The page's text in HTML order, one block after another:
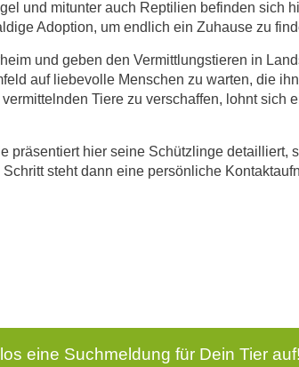
und mitunter auch Reptilien befinden sich
Adoption, um endlich ein Zuhause zu
und geben den Vermittlungstieren in
auf liebevolle Menschen zu warten, die
Tiere zu verschaffen, lohnt sich
präsentiert hier seine Schützlinge detailliert,
steht dann eine persönliche
eine Suchmeldung für Dein Tier auf!